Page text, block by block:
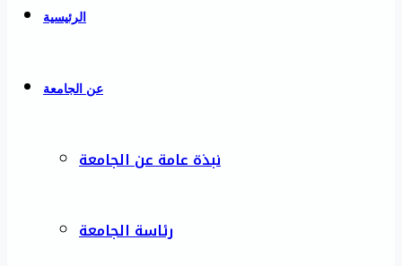
الرئيسية
عن الجامعة
نبذة عامة عن الجامعة
رئاسة الجامعة